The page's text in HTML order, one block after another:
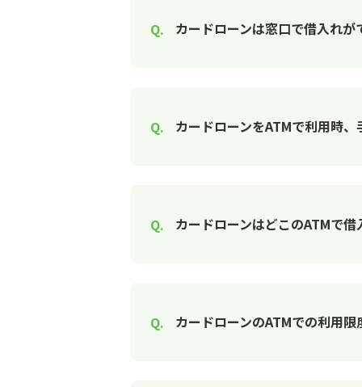
カードローンは窓口で借入れが
カードローンをATMで利用時
カードローンはどこのATMで
カードローンのATMでの利用